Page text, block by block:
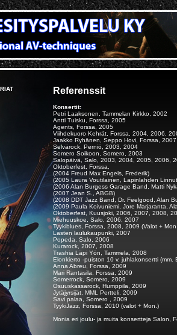
Referenssit
Konsertit:
Petri Laaksonen, Tammelan Kirkko, 2002
Antti Tuisku, Forssa, 2005
Agents, Forssa, 2005
Viihdekuoro Kehrät, Forssa, 2004, 2006,
Jaakko Ryhänen, Seppo Hovi, Forssa, 2007
Selvärock, Perniö, 2003, 2004
Somero Soikoon, Somero, 2003
Salopäivä, Salo, 2003, 2004, 2005, 2006,
Oktoberfest, Forssa,
(2004 Freud Max Engels, Frederik)
(2005 Laura Voutilainen, Lapinlahden
(2006 Alan Burgess Garage Band, Matti
(2007 Jean S., ABGB)
(2008 DDT Jazz Band, Dr. Feelgood, Alan
(2009 Paula Koivuniemi, Jore Marjaranta,
Oktoberfest, Kuusjoki, 2006, 2007, 2008,
Miehuuskoe, Salo, 2006, 2007
Tyykiblues, Forssa, 2008, 2009 (Valot +
Lasten laulukaupunki, 2007
Popeda, Salo, 2006
Kurarock, 2007, 2008
Trashia Läpi Yön, Tammela, 2008
Elonkierto -puiston 10 v. juhlakonsertti
Anna Abreu, Forssa, 2009
Mari Rantasila, Forssa, 2009
Somerrock, Somero, 2009
Osuuskassarock, Humppila, 2009
Jytäjyrsijät, MML Pertteli, 2009
Savi palaa, Somero , 2009
TyykiJazz, Forssa, 2010 (valot + Mon.)
Monia eri joulu- ja muita konsertteja Salon,